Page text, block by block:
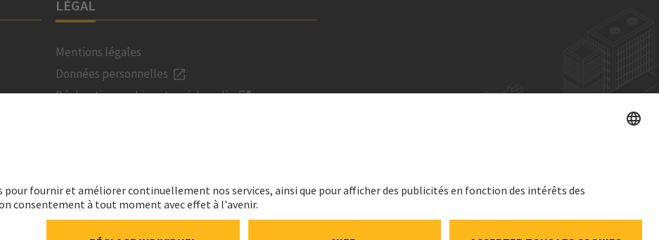
LÉGAL
Mentions légales
Données personnelles
Déclaration cookies et social media